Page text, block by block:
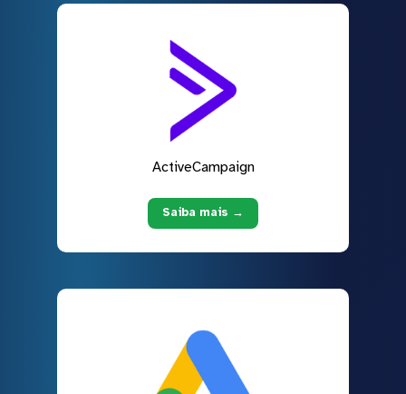
ActiveCampaign
Saiba mais →